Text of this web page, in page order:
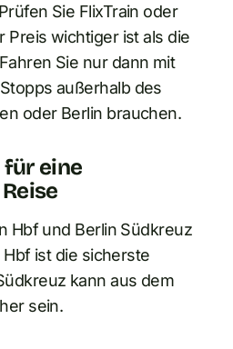
Sie FlixTrain oder
Preis wichtiger ist als die
Sie nur dann mit
außerhalb des
oder Berlin brauchen.
eine
Hbf und Berlin Südkreuz
ist die sicherste
kann aus dem
sein.